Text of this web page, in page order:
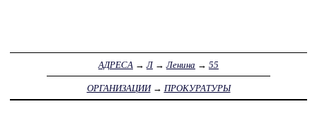
АДРЕСА →Л→Ленина → 55
ОРГАНИЗАЦИИ→ ПРОКУРАТУРЫ